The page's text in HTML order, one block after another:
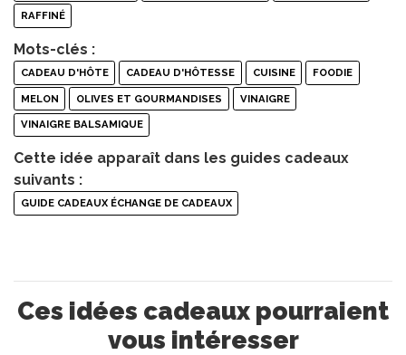
RAFFINÉ
Mots-clés :
CADEAU D'HÔTE CADEAU D'HÔTESSE CUISINE FOODIE
MELON OLIVES ET GOURMANDISES VINAIGRE
VINAIGRE BALSAMIQUE
Cette idée apparaît dans les guides cadeaux
suivants :
GUIDE CADEAUX ÉCHANGE DE CADEAUX
Ces idées cadeaux pourraient
vous intéresser